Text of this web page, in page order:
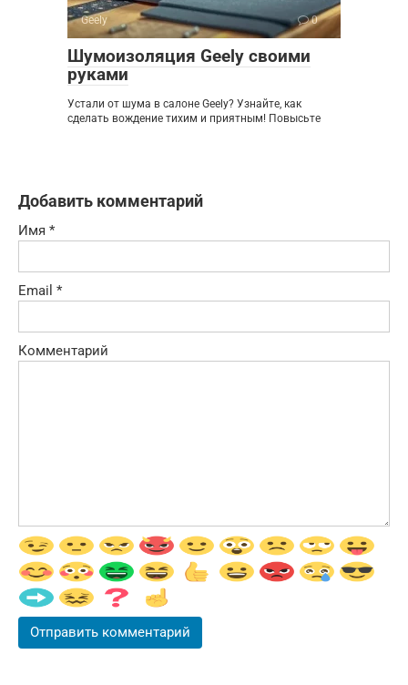
Geely 0
Шумоизоляция Geely своими
руками
Устали от шума в салоне Geely? Узнайте, как
сделать вождение тихим и приятным! Повысьте
Добавить комментарий
Имя *
Email *
Комментарий